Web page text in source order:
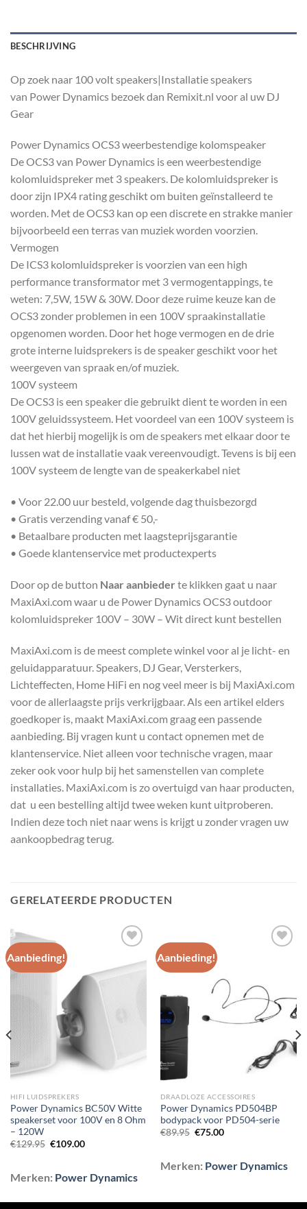
BESCHRIJVING
Op zoek naar 100 volt speakers|Installatie speakers
van Power Dynamics bezoek dan Remixit.nl voor al uw DJ
Gear
Power Dynamics OCS3 weerbestendige kolomspeaker
De OCS3 van Power Dynamics is een weerbestendige
kolomluidspreker met 3 speakers. De kolomluidspreker is
door zijn IPX4 rating geschikt om buiten geïnstalleerd te
worden. Met de OCS3 kan op een discrete en strakke manier
bijvoorbeeld een terras van muziek worden voorzien.
Vermogen
De ICS3 kolomluidspreker is voorzien van een high
performance transformator met 3 vermogentappings, te
weten: 7,5W, 15W & 30W. Door deze ruime keuze kan de
OCS3 zonder problemen in een 100V spraakinstallatie
opgenomen worden. Door het hoge vermogen en de drie
grote interne luidsprekers is de speaker geschikt voor het
weergeven van spraak en/of muziek.
100V systeem
De OCS3 is een speaker die gebruikt dient te worden in een
100V geluidssysteem. Het voordeel van een 100V systeem is
dat het hierbij mogelijk is om de speakers met elkaar door te
lussen wat de installatie vaak vereenvoudigt. Tevens is bij een
100V systeem de lengte van de speakerkabel niet
• Voor 22.00 uur besteld, volgende dag thuisbezorgd
• Gratis verzending vanaf € 50,-
• Betaalbare producten met laagsteprijsgarantie
• Goede klantenservice met productexperts
Door op de button Naar aanbieder te klikken gaat u naar
MaxiAxi.com waar u de Power Dynamics OCS3 outdoor
kolomluidspreker 100V – 30W – Wit direct kunt bestellen
MaxiAxi.com is de meest complete winkel voor al je licht- en
geluidapparatuur. Speakers, DJ Gear, Versterkers,
Lichteffecten, Home HiFi en nog veel meer is bij MaxiAxi.com
voor de allerlaagste prijs verkrijgbaar. Als een artikel elders
goedkoper is, maakt MaxiAxi.com graag een passende
aanbieding. Bij vragen kunt u contact opnemen met de
klantenservice. Niet alleen voor technische vragen, maar
zeker ook voor hulp bij het samenstellen van complete
installaties. MaxiAxi.com is zo overtuigd van haar producten,
dat u een bestelling altijd twee weken kunt uitproberen.
Indien deze toch niet naar wens is krijgt u zonder vragen uw
aankoopbedrag terug.
GERELATEERDE PRODUCTEN
Aanbieding!
HIFI LUIDSPREKERS
Power Dynamics BC50V Witte
speakerset voor 100V en 8 Ohm
– 120W
€129.95 Oorspronkelijke
€109.00Huidige
Merken: Power Dynamics
Aanbieding!
aan
wenslijst
DRAADLOZE ACCESSOIRES
Power Dynamics PD504BP
bodypack voor PD504-serie
€89.95 Oorspronkelijke
€75.00Huidige
Merken: Power Dynamics